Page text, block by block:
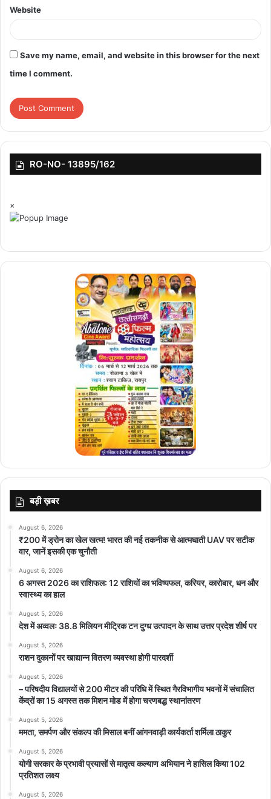
Website
Save my name, email, and website in this browser for the next
time I comment.
RO-NO- 13895/162
×
बड़ी ख़बर
August 6, 2026
₹200 में ड्रोन का खेल खत्म! भारत की नई तकनीक से आत्मघाती UAV पर सटीक
वार, जानें इसकी एक चुनौती
August 6, 2026
6 अगस्त 2026 का राशिफल: 12 राशियों का भविष्यफल, करियर, कारोबार, धन और
स्वास्थ्य का हाल
August 5, 2026
देश में अव्वलः 38.8 मिलियन मीट्रिक टन दुग्ध उत्पादन के साथ उत्तर प्रदेश शीर्ष पर
August 5, 2026
राशन दुकानों पर खाद्यान्न वितरण व्यवस्था होगी पारदर्शी
August 5, 2026
– परिषदीय विद्यालयों से 200 मीटर की परिधि में स्थित गैरविभागीय भवनों में संचालित
केंद्रों का 15 अगस्त तक मिशन मोड में होगा चरणबद्ध स्थानांतरण
August 5, 2026
ममता, समर्पण और संकल्प की मिसाल बनीं आंगनवाड़ी कार्यकर्ता शर्मिला ठाकुर
August 5, 2026
योगी सरकार के प्रभावी प्रयासों से मातृत्व कल्याण अभियान ने हासिल किया 102
प्रतिशत लक्ष्य
August 5, 2026